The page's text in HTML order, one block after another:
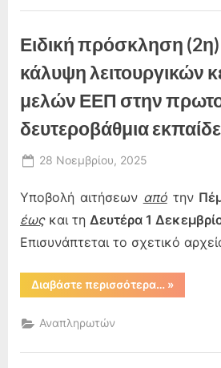
σχολικές
και
σε
ΚΕΔΑΣΥ
[άρθρο
86
102)],
για
διδακτικό
έτος2025-
2026.”
Ειδική πρόσκληση (2η)
κάλυψη λειτουργικών
μελών ΕΕΠ στην
δευτεροβάθμια
Posted
28 Νοεμβρίου, 2025
Υποβολή αιτήσεων απότην
έωςκαι τη Δευτέρα 1
Επισυνάπτεται το σχετικό
Διαβάστε περισσότερα…“Ειδική
πρόσκληση
»
Αναπληρωτών